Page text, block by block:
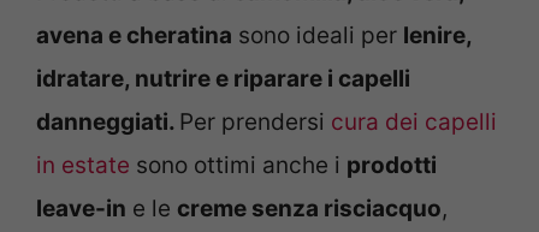
avena e cheratina sono ideali per lenire,
idratare, nutrire e riparare i capelli
danneggiati. Per prendersi cura dei capelli
in estate sono ottimi anche i prodotti
leave-in e le creme senza risciacquo,